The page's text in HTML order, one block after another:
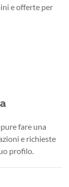
e offerte per
fare una
e richieste
profilo.